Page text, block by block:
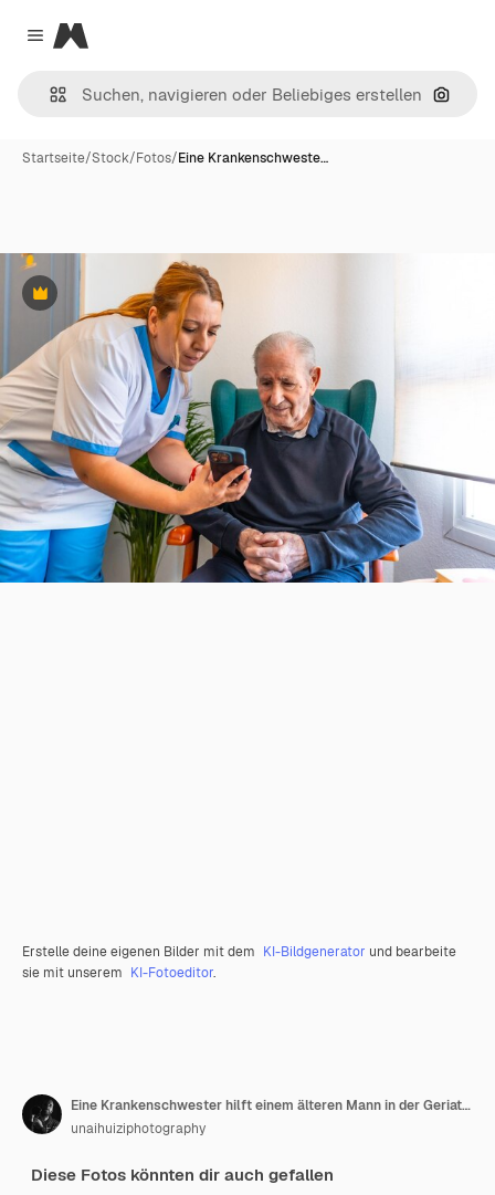
Close menu
Magnific
Nach
Startseite/Stock/Fotos/Eine Krankenschweste…
Premium
Erstelle deine eigenen Bilder mit dem KI-Bildgenerator und bearbeite
sie mit unserem KI-Fotoeditor.
Eine Krankenschwester hilft einem älteren Mann in der Geriatrie mit Technologie
unaihuiziphotography
Diese Fotos könnten dir auch gefallen